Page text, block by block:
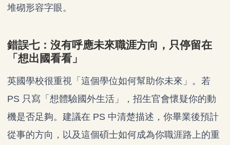
堆砌形容字眼。
錯誤七：沒有呼應未來職涯方向，只停留在
「想出國看看」
英國學校很重視「這個學位如何幫助你未來」。若
PS 只寫「想體驗國外生活」，招生官會懷疑你的動
機是否足夠。建議在 PS 中清楚描述，你畢業後預計
從事的方向，以及這個碩士如何成為你職涯路上的重